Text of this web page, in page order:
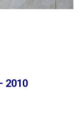
2010